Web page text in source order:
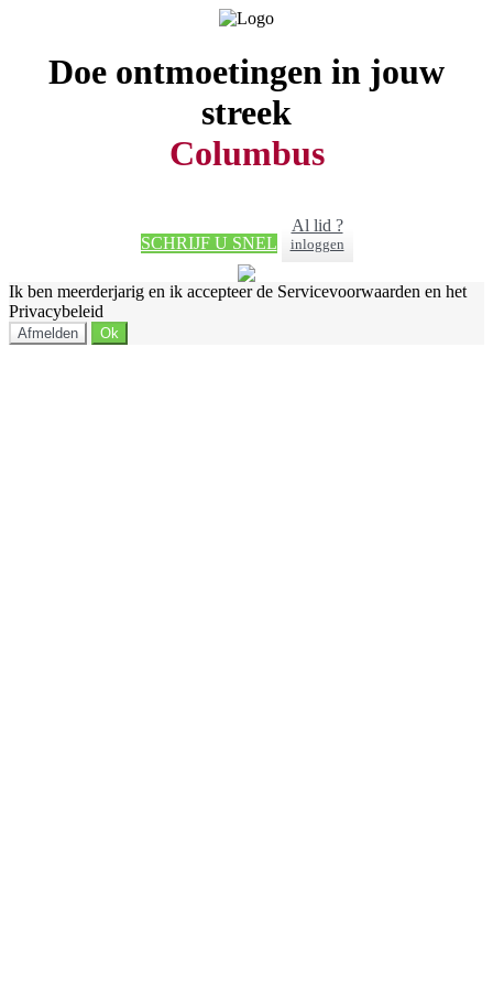
Doe ontmoetingen in jouw
streek
Columbus
SCHRIJF U SNEL
Al lid ?
inloggen
Ik ben meerderjarig en ik accepteer de Servicevoorwaarden en het
Privacybeleid
Afmelden Ok